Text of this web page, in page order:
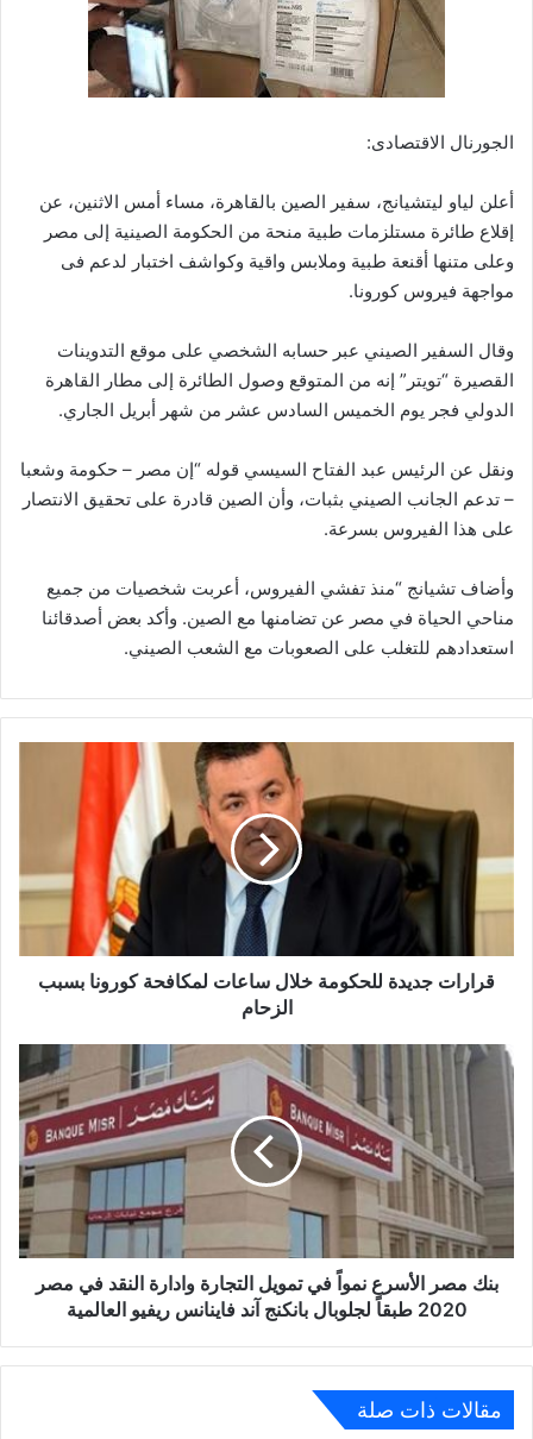
الجورنال الاقتصادى:
‏أعلن لياو ليتشيانج، سفير الصين بالقاهرة، مساء أمس الاثنين، عن
إقلاع طائرة مستلزمات طبية منحة من الحكومة الصينية إلى مصر
وعلى متنها أقنعة طبية وملابس واقية وكواشف اختبار لدعم فى
مواجهة فيروس كورونا.
وقال السفير الصيني عبر حسابه الشخصي على موقع التدوينات
القصيرة “تويتر” إنه من المتوقع وصول الطائرة إلى مطار القاهرة
الدولي فجر يوم الخميس السادس عشر من شهر أبريل الجاري.
ونقل عن الرئيس عبد الفتاح السيسي قوله “إن مصر – حكومة وشعبا
– تدعم الجانب الصيني بثبات، وأن الصين قادرة على تحقيق الانتصار
على هذا الفيروس بسرعة.
وأضاف تشيانج “منذ تفشي الفيروس، أعربت شخصيات من جميع
مناحي الحياة في مصر عن تضامنها مع الصين. وأكد بعض أصدقائنا
استعدادهم للتغلب على الصعوبات مع الشعب الصيني.
ساعات
لمكافحة
الزحام
قرارات جديدة للحكومة خلال ساعات لمكافحة كورونا بسبب
الزحام
بنك
مصر
تمويل
التجارة
وادارة
النقد
في
بانكنج
آند
بنك مصر الأسرع نمواً في تمويل التجارة وادارة النقد في مصر
2020 طبقاً لجلوبال بانكنج آند فاينانس ريفيو العالمية
مقالات ذات صلة